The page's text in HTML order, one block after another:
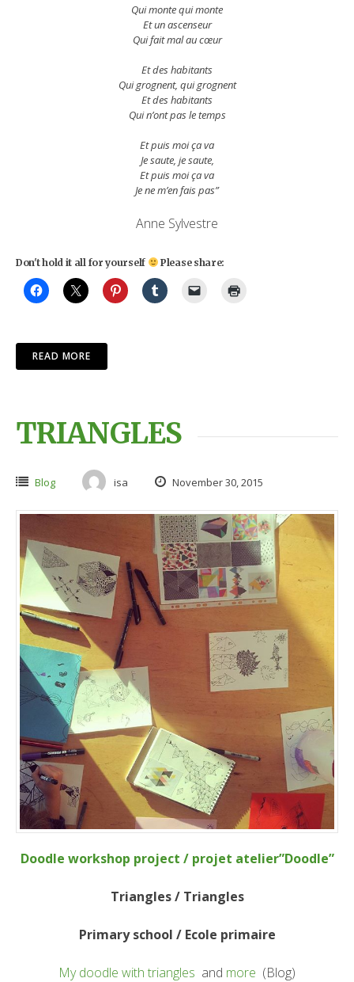
Qui monte qui monte
Et un ascenseur
Qui fait mal au cœur
Et des habitants
Qui grognent, qui grognent
Et des habitants
Qui n’ont pas le temps
Et puis moi ça va
Je saute, je saute,
Et puis moi ça va
Je ne m’en fais pas”
Anne Sylvestre
Don't hold it all for yourself Please share:
READ MORE
TRIANGLES
Blog isa November 30, 2015
Doodle workshop project / projet atelier”Doodle”
Triangles / Triangles
Primary school / Ecole primaire
My doodle with triangles and more (Blog)